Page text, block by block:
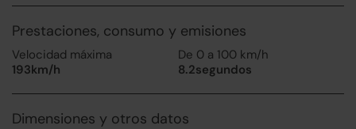
Prestaciones, consumo y emisiones
Velocidad máxima
193km/h
De 0 a 100 km/h
8.2segundos
Dimensiones y otros datos